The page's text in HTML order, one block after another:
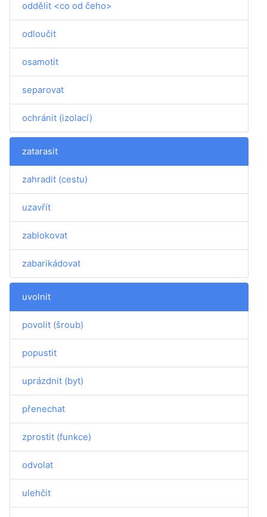
oddělit <co od čeho>
odloučit
osamotit
separovat
ochránit (izolací)
zatarasit
zahradit (cestu)
uzavřít
zablokovat
zabarikádovat
uvolnit
povolit (šroub)
popustit
uprázdnit (byt)
přenechat
zprostit (funkce)
odvolat
ulehčit